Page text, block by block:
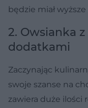
będzie miał wyższe
2. Owsianka
dodatkami
Zaczynając
swoje szanse na
zawiera duże ilości